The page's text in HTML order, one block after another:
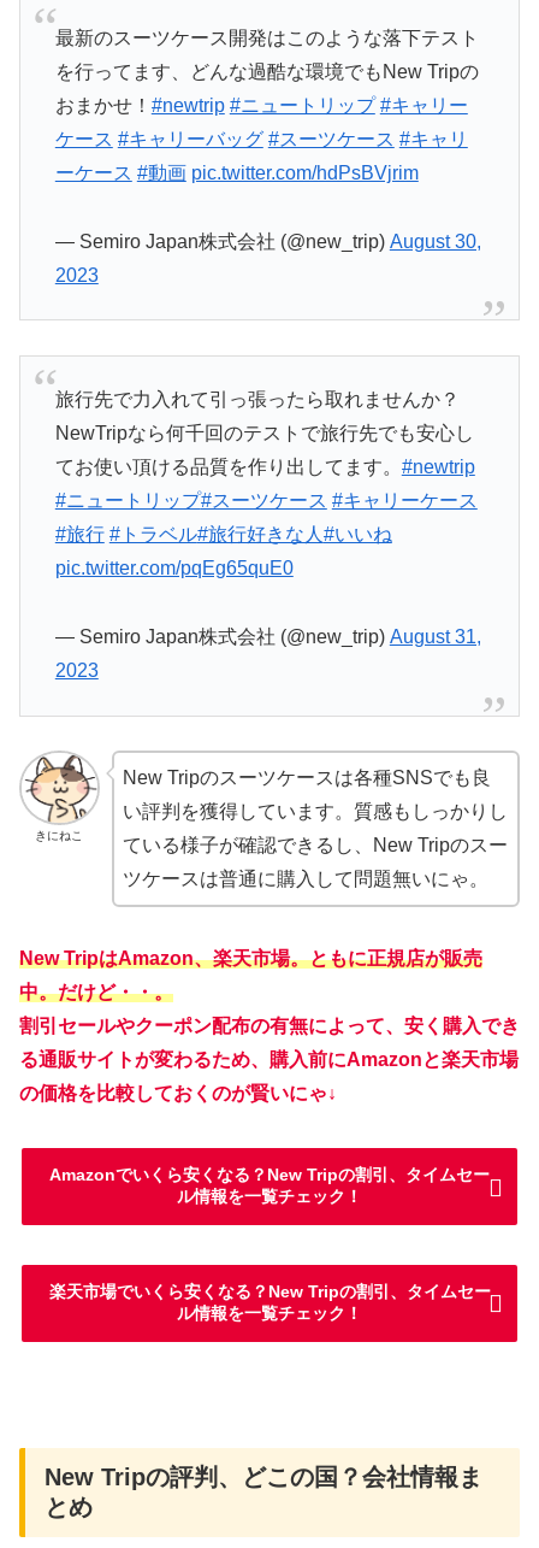
最新のスーツケース開発はこのような落下テスト
を行ってます、どんな過酷な環境でもNew Tripの
おまかせ！ #newtrip #ニュートリップ #キャリー
ケース #キャリーバッグ #スーツケース #キャリ
ーケース #動画 pic.twitter.com/hdPsBVjrim
— Semiro Japan株式会社 (@new_trip) August 30,
2023
旅行先で力入れて引っ張ったら取れませんか？
NewTripなら何千回のテストで旅行先でも安心し
てお使い頂ける品質を作り出してます。 #newtrip
#ニュートリップ#スーツケース #キャリーケース
#旅行 #トラベル#旅行好きな人#いいね
pic.twitter.com/pqEg65quE0
— Semiro Japan株式会社 (@new_trip) August 31,
2023
きにねこ
New Tripのスーツケースは各種SNSでも良
い評判を獲得しています。質感もしっかりし
ている様子が確認できるし、New Tripのスー
ツケースは普通に購入して問題無いにゃ。
New TripはAmazon、楽天市場。ともに正規店が販売
中。だけど・・。
割引セールやクーポン配布の有無によって、安く購入でき
る通販サイトが変わるため、購入前にAmazonと楽天市場
の価格を比較しておくのが賢いにゃ↓
Amazonでいくら安くなる？New Tripの割引、タイムセー
ル情報を一覧チェック！
楽天市場でいくら安くなる？New Tripの割引、タイムセー
ル情報を一覧チェック！
New Tripの評判、どこの国？会社情報ま
とめ